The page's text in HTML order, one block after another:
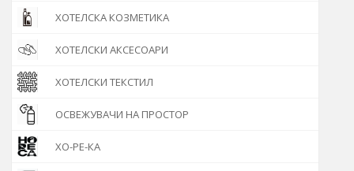
ХОТЕЛСКА КОЗМЕТИКА
ХОТЕЛСКИ АКСЕСОАРИ
ХОТЕЛСКИ ТЕКСТИЛ
ОСВЕЖУВАЧИ НА ПРОСТОР
ХО-РЕ-КА